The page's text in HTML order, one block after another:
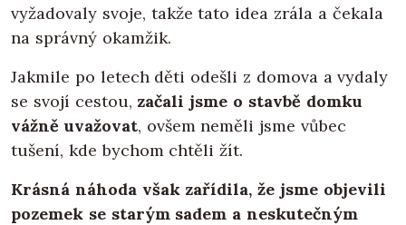
vyžadovaly svoje, takže tato idea zrála a čekala
na správný okamžik.
Jakmile po letech děti odešli z domova a vydaly
se svojí cestou, začali jsme o stavbě domku
vážně uvažovat, ovšem neměli jsme vůbec
tušení, kde bychom chtěli žít.
Krásná náhoda však zařídila, že jsme objevili
pozemek se starým sadem a neskutečným